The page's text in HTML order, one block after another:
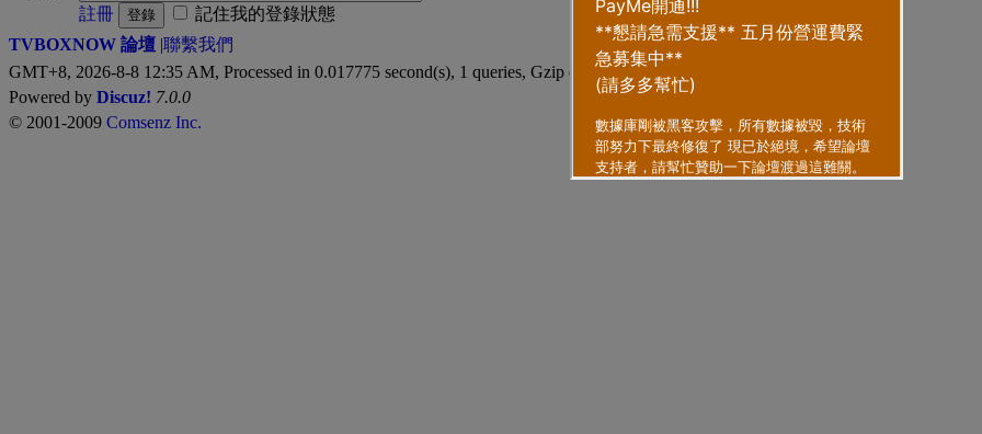
註冊
登錄
記住我的登錄狀態
TVBOXNOW 論壇 |聯繫我們
GMT+8, 2026-8-8 12:35 AM, Processed in 0.017775 second(s), 1 queries, Gzip enabled.
Powered by Discuz! 7.0.0
© 2001-2009 Comsenz Inc.